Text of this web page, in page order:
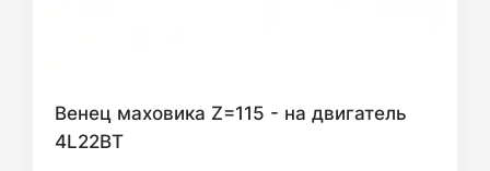
Венец маховика Z=115 - на двигатель
4L22BT